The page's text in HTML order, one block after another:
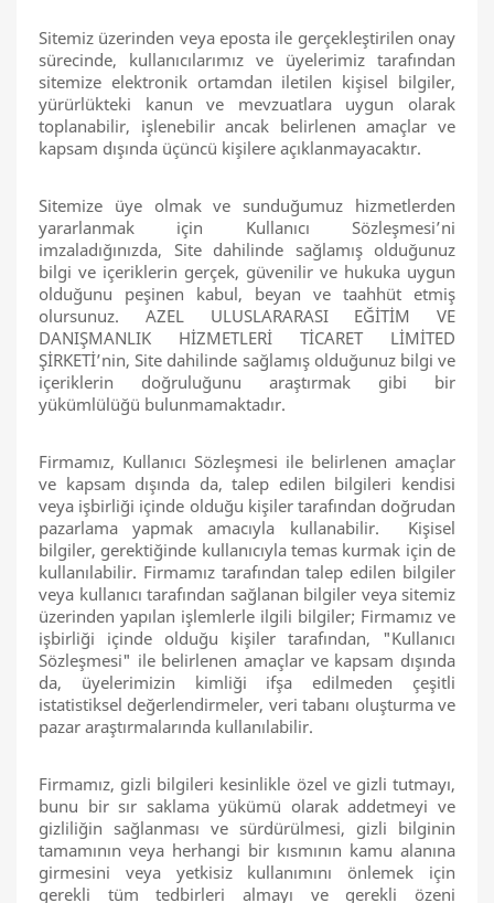
Sitemiz üzerinden veya eposta ile gerçekleştirilen onay
sürecinde, kullanıcılarımız ve üyelerimiz tarafından
sitemize elektronik ortamdan iletilen kişisel bilgiler,
yürürlükteki kanun ve mevzuatlara uygun olarak
toplanabilir, işlenebilir ancak belirlenen amaçlar ve
kapsam dışında üçüncü kişilere açıklanmayacaktır.
Sitemize üye olmak ve sunduğumuz hizmetlerden
yararlanmak için Kullanıcı Sözleşmesi’ni
imzaladığınızda, Site dahilinde sağlamış olduğunuz
bilgi ve içeriklerin gerçek, güvenilir ve hukuka uygun
olduğunu peşinen kabul, beyan ve taahhüt etmiş
olursunuz. AZEL ULUSLARARASI EĞİTİM VE
DANIŞMANLIK HİZMETLERİ TİCARET LİMİTED
ŞİRKETİ’nin, Site dahilinde sağlamış olduğunuz bilgi ve
içeriklerin doğruluğunu araştırmak gibi bir
yükümlülüğü bulunmamaktadır.
Firmamız, Kullanıcı Sözleşmesi ile belirlenen amaçlar
ve kapsam dışında da, talep edilen bilgileri kendisi
veya işbirliği içinde olduğu kişiler tarafından doğrudan
pazarlama yapmak amacıyla kullanabilir. Kişisel
bilgiler, gerektiğinde kullanıcıyla temas kurmak için de
kullanılabilir. Firmamız tarafından talep edilen bilgiler
veya kullanıcı tarafından sağlanan bilgiler veya sitemiz
üzerinden yapılan işlemlerle ilgili bilgiler; Firmamız ve
işbirliği içinde olduğu kişiler tarafından, "Kullanıcı
Sözleşmesi" ile belirlenen amaçlar ve kapsam dışında
da, üyelerimizin kimliği ifşa edilmeden çeşitli
istatistiksel değerlendirmeler, veri tabanı oluşturma ve
pazar araştırmalarında kullanılabilir.
Firmamız, gizli bilgileri kesinlikle özel ve gizli tutmayı,
bunu bir sır saklama yükümü olarak addetmeyi ve
gizliliğin sağlanması ve sürdürülmesi, gizli bilginin
tamamının veya herhangi bir kısmının kamu alanına
girmesini veya yetkisiz kullanımını önlemek için
gerekli tüm tedbirleri almayı ve gerekli özeni